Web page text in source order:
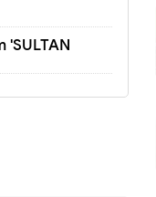
'SULTAN